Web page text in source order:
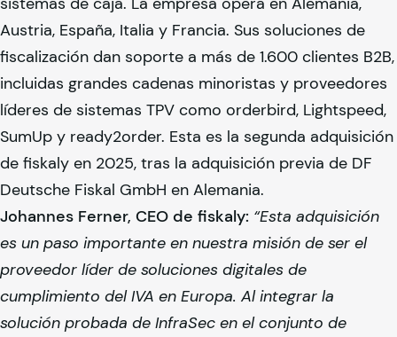
Austria, España, Italia y Francia. Sus soluciones de
fiscalización dan soporte a más de 1.600 clientes B2B,
incluidas grandes cadenas minoristas y proveedores
líderes de sistemas TPV como orderbird, Lightspeed,
SumUp y ready2order. Esta es la segunda adquisición
de fiskaly en 2025, tras la adquisición previa de DF
Deutsche Fiskal GmbH en Alemania.
Johannes Ferner, CEO de fiskaly: “Esta adquisición
es un paso importante en nuestra misión de ser el
proveedor líder de soluciones digitales de
cumplimiento del IVA en Europa. Al integrar la
solución probada de InfraSec en el conjunto de